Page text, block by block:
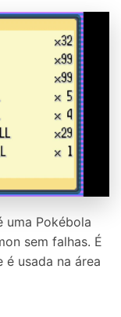
uma Pokébola
sem falhas. É
é usada na área